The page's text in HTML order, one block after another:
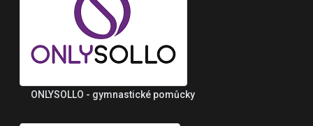
ONLYSOLLO - gymnastické pomůcky